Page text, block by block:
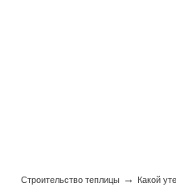
Строительство теплицы → Какой